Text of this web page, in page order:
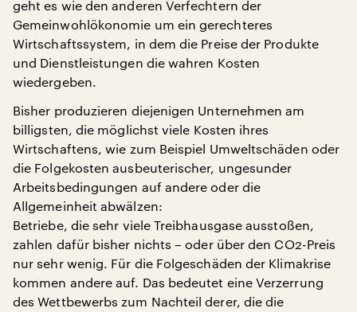
geht es wie den anderen Verfechtern der
Gemeinwohlökonomie um ein gerechteres
Wirtschaftssystem, in dem die Preise der Produkte
und Dienstleistungen die wahren Kosten
wiedergeben.
Bisher produzieren diejenigen Unternehmen am
billigsten, die möglichst viele Kosten ihres
Wirtschaftens, wie zum Beispiel Umweltschäden oder
die Folgekosten ausbeuterischer, ungesunder
Arbeitsbedingungen auf andere oder die
Allgemeinheit abwälzen:
Betriebe, die sehr viele Treibhausgase ausstoßen,
zahlen dafür bisher nichts – oder über den CO2-Preis
nur sehr wenig. Für die Folgeschäden der Klimakrise
kommen andere auf. Das bedeutet eine Verzerrung
des Wettbewerbs zum Nachteil derer, die die